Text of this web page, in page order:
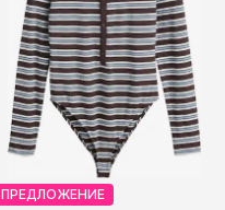
ПРЕДЛОЖЕНИЕ